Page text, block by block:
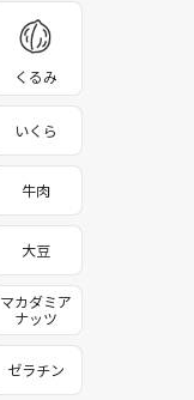
くるみ
いくら
牛肉
大豆
マカダミア
ナッツ
ゼラチン